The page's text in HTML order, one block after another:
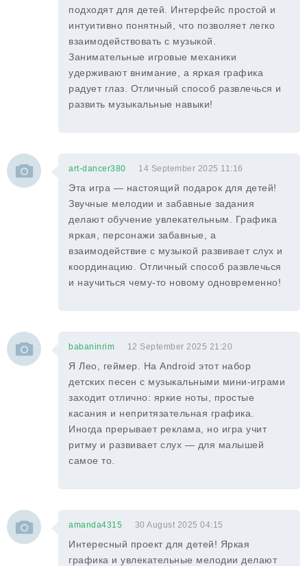
подходят для детей. Интерфейс простой и
интуитивно понятный, что позволяет легко
взаимодействовать с музыкой.
Занимательные игровые механики
удерживают внимание, а яркая графика
радует глаз. Отличный способ развлечься и
развить музыкальные навыки!
art-dancer380 14 September 2025 11:16
Эта игра — настоящий подарок для детей!
Звучные мелодии и забавные задания
делают обучение увлекательным. Графика
яркая, персонажи забавные, а
взаимодействие с музыкой развивает слух и
координацию. Отличный способ развлечься
и научиться чему-то новому одновременно!
babaninrim 12 September 2025 21:20
Я Лео, геймер. На Android этот набор
детских песен с музыкальными мини-играми
заходит отлично: яркие ноты, простые
касания и непритязательная графика.
Иногда прерывает реклама, но игра учит
ритму и развивает слух — для малышей
самое то.
amanda4315 30 August 2025 04:15
Интересный проект для детей! Яркая
графика и увлекательные мелодии делают